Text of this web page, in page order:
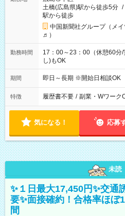
土橋(広島県)駅から徒歩5分 /
駅から徒歩
中国新聞社グループ（メ
♬）
勤務時間
17：00～23：00（休憩60分
し)もOK
期間 即日～長期 ※開始日相談OK
特徴 履歴書不要 / 副業・Wワーク
気になる！ 応募
未読
✨１日最大17,450円✨交通
要✨面接確約！合格率ほぼ
間